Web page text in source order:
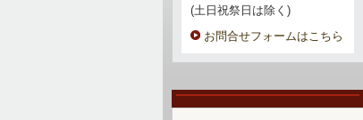
(土日祝祭日は除く)
お問合せフォームはこちら